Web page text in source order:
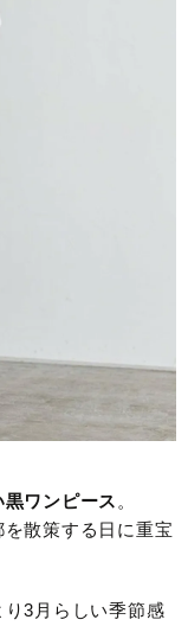
ワンピース 。
散策する日に重宝
り3月らしい季節感